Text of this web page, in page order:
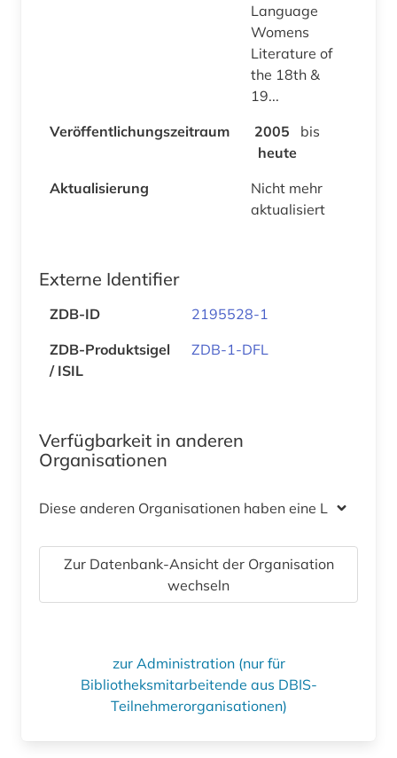
Language
Womens
Literature of
the 18th &
19...
Veröffentlichungszeitraum
2005
bis
heute
Aktualisierung
Nicht mehr
aktualisiert
Externe Identifier
ZDB-ID
2195528-1
ZDB-Produktsigel
/ ISIL
ZDB-1-DFL
Verfügbarkeit in anderen
Organisationen
Diese anderen Organisationen haben eine Lizenz
Zur Datenbank-Ansicht der Organisation
wechseln
zur Administration (nur für
Bibliotheksmitarbeitende aus DBIS-
Teilnehmerorganisationen)